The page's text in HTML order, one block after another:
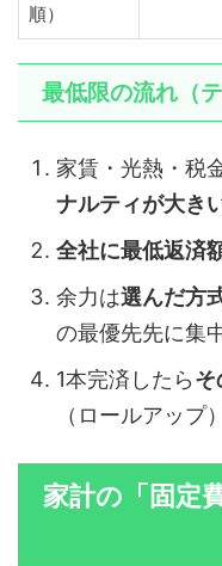
順）
最低限の流れ（テ
家賃・光熱・税
ナルティが大き
全社に最低返済
余力は選んだ方
の最優先先に集
1本完済したらそ
（ロールアップ
家計の「固定